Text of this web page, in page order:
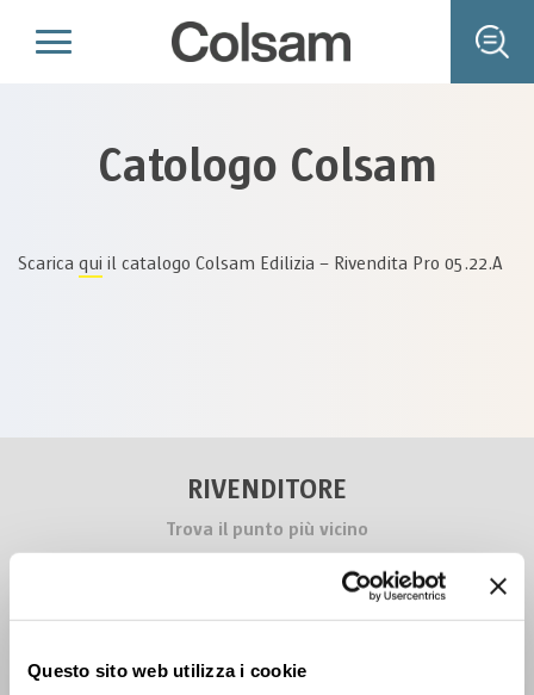
Questo sito web utilizza i cookie
Catologo Colsam
Scarica qui il catalogo Colsam Edilizia – Rivendita Pro 05.22.A
RIVENDITORE
Trova il punto più vicino